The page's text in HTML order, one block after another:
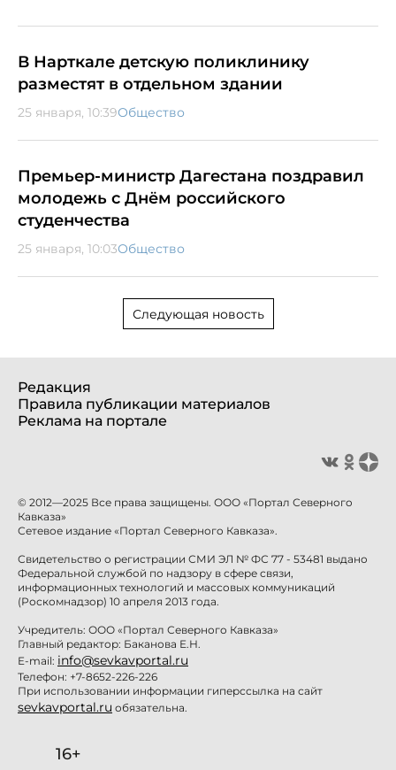
В Нарткале детскую поликлинику
разместят в отдельном здании
25 января, 10:39Общество
Премьер-министр Дагестана поздравил
молодежь с Днём российского
студенчества
25 января, 10:03Общество
Следующая новость
Редакция
Правила публикации материалов
Реклама на портале
© 2012—2025 Все права защищены. ООО «Портал Северного
Кавказа»
Сетевое издание «Портал Северного Кавказа».
Свидетельство о регистрации СМИ ЭЛ № ФС 77 - 53481 выдано
Федеральной службой по надзору в сфере связи,
информационных технологий и массовых коммуникаций
(Роскомнадзор) 10 апреля 2013 года.
Учредитель: ООО «Портал Северного Кавказа»
Главный редактор: Баканова Е.Н.
E-mail: info@sevkavportal.ru
Телефон: +7-8652-226-226
При использовании информации гиперссылка на сайт
sevkavportal.ru обязательна.
16+